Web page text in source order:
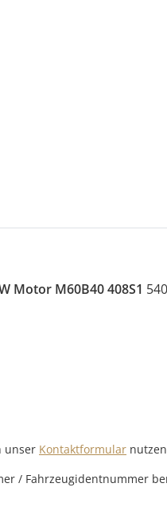
Motor M60B40 408S1
unser Kontaktformular
/ Fahrzeugidentnummer